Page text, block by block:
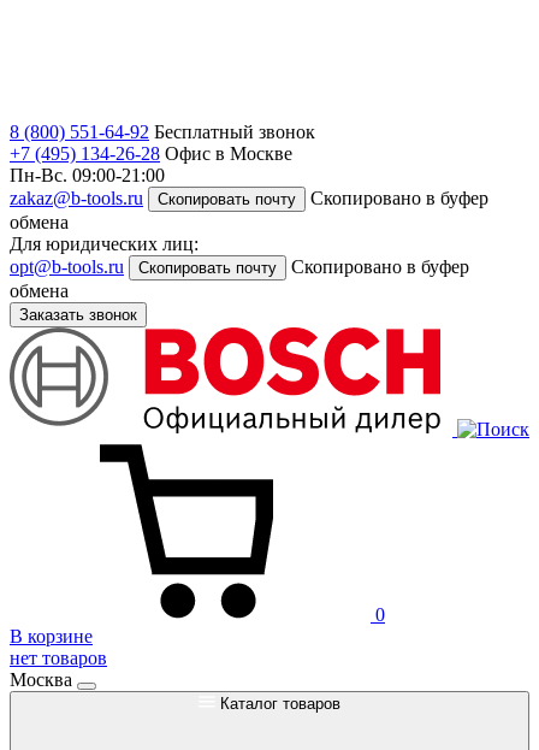
8 (800) 551-64-92 Бесплатный звонок
+7 (495) 134-26-28 Офис в Москве
Пн-Вс. 09:00-21:00
zakaz@b-tools.ru
Скопировать почту
Скопировано в буфер
обмена
Для юридических лиц:
opt@b-tools.ru
Скопировать почту
Скопировано в буфер
обмена
Заказать звонок
0
В корзине
нет товаров
Москва
Каталог товаров